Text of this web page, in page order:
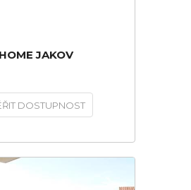
JAKOV
DOSTUPNOST